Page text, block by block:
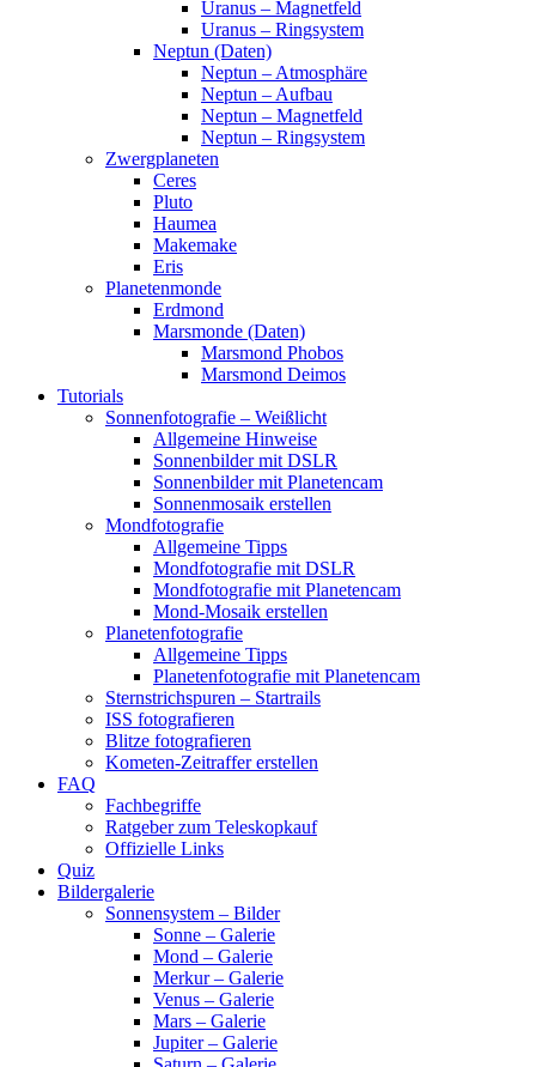
Uranus – Magnetfeld
Uranus – Ringsystem
Neptun (Daten)
Neptun – Atmosphäre
Neptun – Aufbau
Neptun – Magnetfeld
Neptun – Ringsystem
Zwergplaneten
Ceres
Pluto
Haumea
Makemake
Eris
Planetenmonde
Erdmond
Marsmonde (Daten)
Marsmond Phobos
Marsmond Deimos
Tutorials
Sonnenfotografie – Weißlicht
Allgemeine Hinweise
Sonnenbilder mit DSLR
Sonnenbilder mit Planetencam
Sonnenmosaik erstellen
Mondfotografie
Allgemeine Tipps
Mondfotografie mit DSLR
Mondfotografie mit Planetencam
Mond-Mosaik erstellen
Planetenfotografie
Allgemeine Tipps
Planetenfotografie mit Planetencam
Sternstrichspuren – Startrails
ISS fotografieren
Blitze fotografieren
Kometen-Zeitraffer erstellen
FAQ
Fachbegriffe
Ratgeber zum Teleskopkauf
Offizielle Links
Quiz
Bildergalerie
Sonnensystem – Bilder
Sonne – Galerie
Mond – Galerie
Merkur – Galerie
Venus – Galerie
Mars – Galerie
Jupiter – Galerie